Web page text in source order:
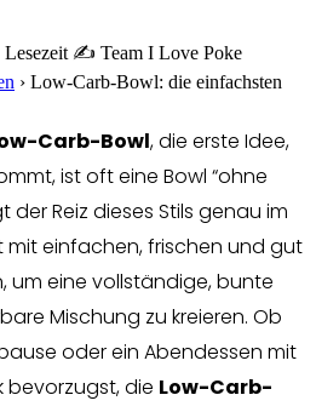
✍️ Team I Love Poke
› Low-Carb-Bowl: die einfachsten
Carb-Bowl, die erste Idee,
ist oft eine Bowl “ohne
der Reiz dieses Stils genau im
mit einfachen, frischen und gut
eine vollständige, bunte
Mischung zu kreieren. Ob
oder ein Abendessen mit
bevorzugst, die Low-Carb-